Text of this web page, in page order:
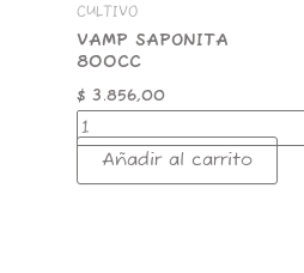
CULTIVO
VAMP SAPONITA
800CC
$ 3.856,00
Añadir al carrito